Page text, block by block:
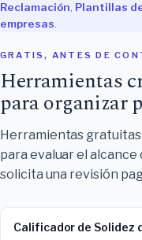
Reclamación Plantillas
empresas
GRATIS, ANTES DE
Herramientas
para organizar
Herramientas
para evaluar el alcance
solicita una revisión
Calificador de Solidez